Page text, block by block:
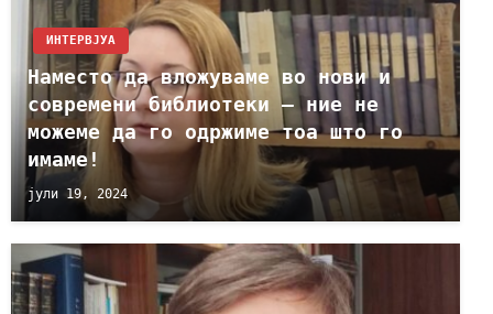
ИНТЕРВЈУА
Наместо да вложуваме во нови и
современи библиотеки – ние не
можеме да го одржиме тоа што го
имаме!
јули 19, 2024